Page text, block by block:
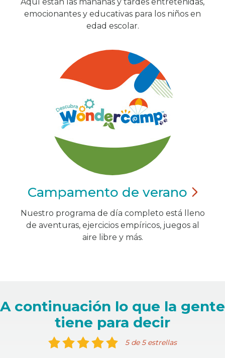
emocionantes y educativas para los niños en
edad escolar.
Campamento de verano
Nuestro programa de día completo está lleno
de aventuras, ejercicios empíricos, juegos al
aire libre y más.
A continuación lo que la gente
tiene para decir
5 de 5 estrellas